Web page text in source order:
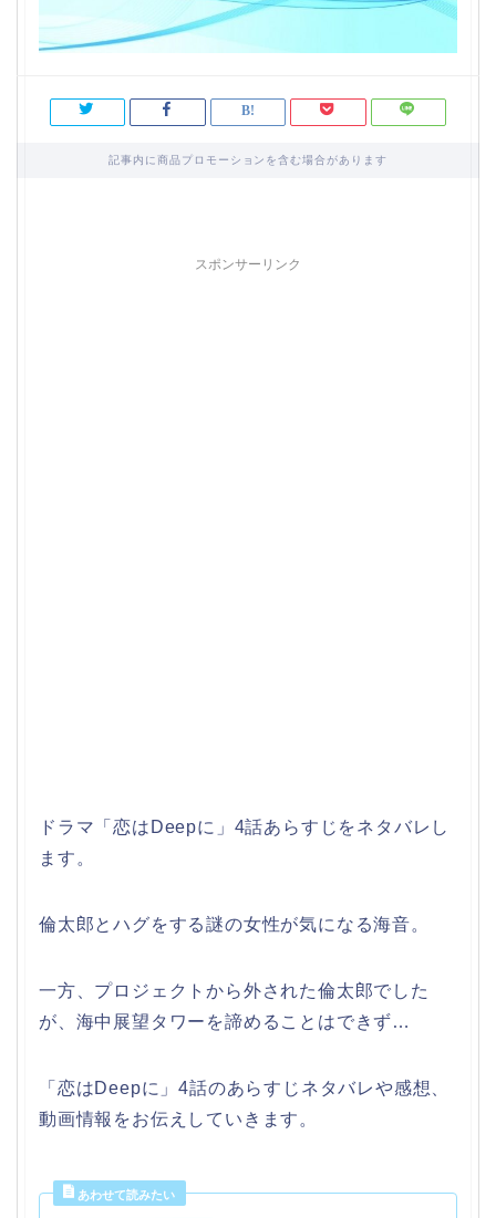
記事内に商品プロモーションを含む場合があります
スポンサーリンク
ドラマ「恋はDeepに」4話あらすじをネタバレし
ます。
倫太郎とハグをする謎の女性が気になる海音。
一方、プロジェクトから外された倫太郎でした
が、海中展望タワーを諦めることはできず…
「恋はDeepに」4話のあらすじネタバレや感想、
動画情報をお伝えしていきます。